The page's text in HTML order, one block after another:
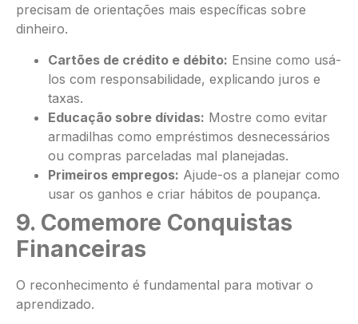
precisam de orientações mais específicas sobre
dinheiro.
Cartões de crédito e débito: Ensine como usá-
los com responsabilidade, explicando juros e
taxas.
Educação sobre dívidas: Mostre como evitar
armadilhas como empréstimos desnecessários
ou compras parceladas mal planejadas.
Primeiros empregos: Ajude-os a planejar como
usar os ganhos e criar hábitos de poupança.
9. Comemore Conquistas
Financeiras
O reconhecimento é fundamental para motivar o
aprendizado.